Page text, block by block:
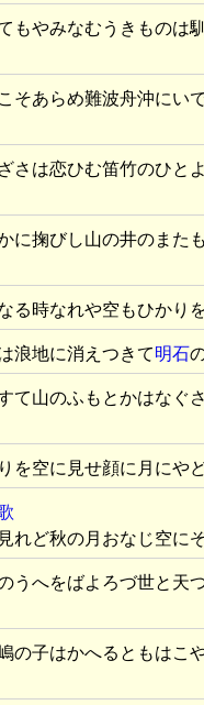
もやみなむうきものは
そあらめ難波舟沖にい
さは恋ひむ笛竹のひと
に掬びし山の井のまた
る時なれや空もひかり
浪地に消えつきて明石
て山のふもとかはなぐ
を空に見せ顔に月にや
れど秋の月おなじ空に
うへをばよろづ世と天
の子はかへるともはこ